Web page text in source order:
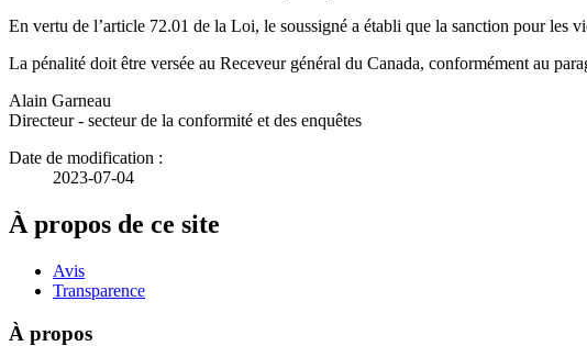
En vertu de l’article 72.01 de la Loi, le soussigné a établi que la sanction pour les
La pénalité doit être versée au Receveur général du Canada, conformément au
Alain Garneau
Directeur - secteur de la conformité et des enquêtes
Date de modification :
2023-07-04
À propos de ce site
Avis
Transparence
À propos